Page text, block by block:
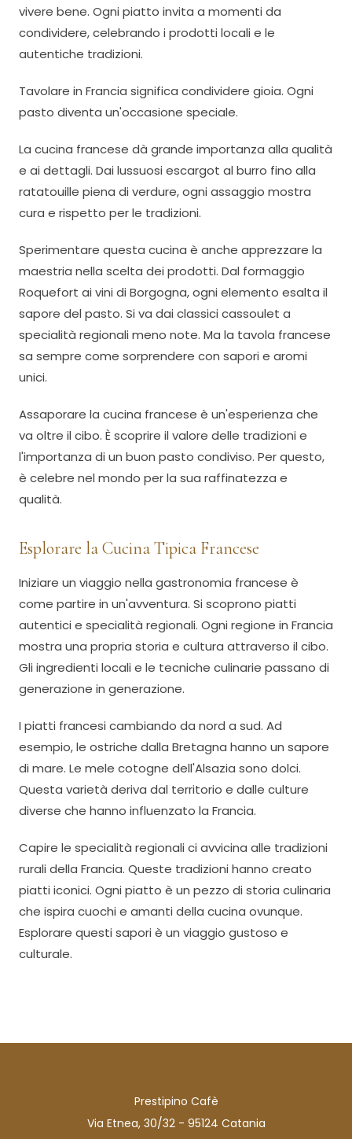
vivere bene. Ogni piatto invita a momenti da
condividere, celebrando i prodotti locali e le
autentiche tradizioni.
Tavolare in Francia significa condividere gioia. Ogni
pasto diventa un'occasione speciale.
La cucina francese dà grande importanza alla qualità
e ai dettagli. Dai lussuosi escargot al burro fino alla
ratatouille piena di verdure, ogni assaggio mostra
cura e rispetto per le tradizioni.
Sperimentare questa cucina è anche apprezzare la
maestria nella scelta dei prodotti. Dal formaggio
Roquefort ai vini di Borgogna, ogni elemento esalta il
sapore del pasto. Si va dai classici cassoulet a
specialità regionali meno note. Ma la tavola francese
sa sempre come sorprendere con sapori e aromi
unici.
Assaporare la cucina francese è un'esperienza che
va oltre il cibo. È scoprire il valore delle tradizioni e
l'importanza di un buon pasto condiviso. Per questo,
è celebre nel mondo per la sua raffinatezza e
qualità.
Esplorare la Cucina Tipica Francese
Iniziare un viaggio nella gastronomia francese è
come partire in un'avventura. Si scoprono piatti
autentici e specialità regionali. Ogni regione in Francia
mostra una propria storia e cultura attraverso il cibo.
Gli ingredienti locali e le tecniche culinarie passano di
generazione in generazione.
I piatti francesi cambiando da nord a sud. Ad
esempio, le ostriche dalla Bretagna hanno un sapore
di mare. Le mele cotogne dell'Alsazia sono dolci.
Questa varietà deriva dal territorio e dalle culture
diverse che hanno influenzato la Francia.
Capire le specialità regionali ci avvicina alle tradizioni
rurali della Francia. Queste tradizioni hanno creato
piatti iconici. Ogni piatto è un pezzo di storia culinaria
che ispira cuochi e amanti della cucina ovunque.
Esplorare questi sapori è un viaggio gustoso e
culturale.
Prestipino Cafè
Via Etnea, 30/32 - 95124 Catania